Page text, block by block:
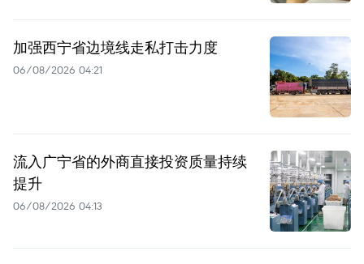
加强西宁省边境线走私打击力度
06/08/2026 04:21
流入广宁省的外商直接投资质量持续
提升
06/08/2026 04:13